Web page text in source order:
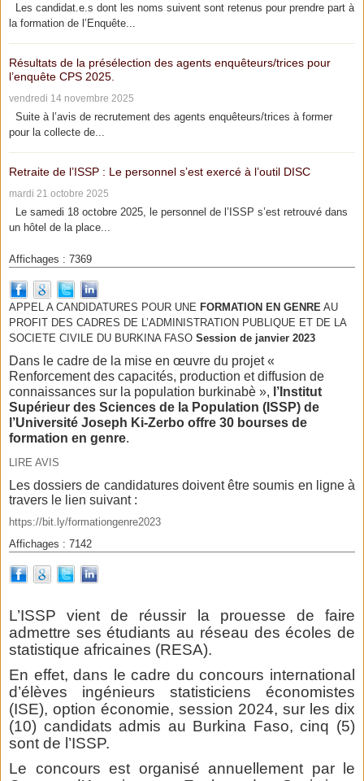
Les candidat.e.s dont les noms suivent sont retenus pour prendre part à
la formation de l’Enquête...
Résultats de la présélection des agents enquêteurs/trices pour
l’enquête CPS 2025.
vendredi 14 novembre 2025
Suite à l’avis de recrutement des agents enquêteurs/trices à former
pour la collecte de...
Retraite de l’ISSP : Le personnel s’est exercé à l’outil DISC
mardi 21 octobre 2025
Le samedi 18 octobre 2025, le personnel de l’ISSP s’est retrouvé dans
un hôtel de la place...
Affichages : 7369
APPEL A CANDIDATURES POUR UNE FORMATION EN GENRE AU
PROFIT DES CADRES DE L’ADMINISTRATION PUBLIQUE ET DE LA
SOCIETE CIVILE DU BURKINA FASO Session de janvier 2023
Dans le cadre de la mise en œuvre du projet «
Renforcement des capacités, production et diffusion de
connaissances sur la population burkinabè », l’Institut
Supérieur des Sciences de la Population (ISSP) de
l’Université Joseph Ki-Zerbo offre 30 bourses de
formation en genre.
LIRE AVIS
Les dossiers de candidatures doivent être soumis en ligne à
travers le lien suivant :
https://bit.ly/formationgenre2023
Affichages : 7142
L’ISSP vient de réussir la prouesse de faire
admettre ses étudiants au réseau des écoles de
statistique africaines (RESA).
En effet, dans le cadre du concours international
d’élèves ingénieurs statisticiens économistes
(ISE), option économie, session 2024, sur les dix
(10) candidats admis au Burkina Faso, cinq (5)
sont de l’ISSP.
Le concours est organisé annuellement par le